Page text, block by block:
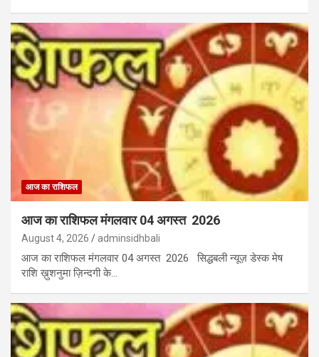
आज का राशिफल
आज का राशिफल मंगलवार 04 अगस्त 2026
August 4, 2026 adminsidhbali
आज का राशिफल मंगलवार 04 अगस्त 2026 सिद्धबली न्यूज़ डेस्क मेष
राशि ख़ुशनुमा ज़िन्दगी के…